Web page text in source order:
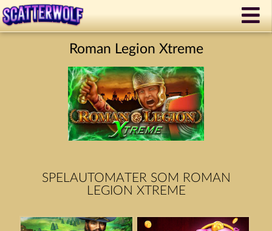
Roman Legion Xtreme
SPELAUTOMATER SOM ROMAN
LEGION XTREME